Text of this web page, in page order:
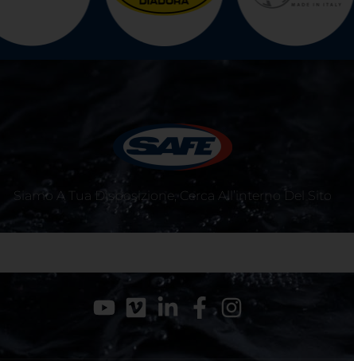
Siamo A Tua Disposizione, Cerca All’interno Del Sito